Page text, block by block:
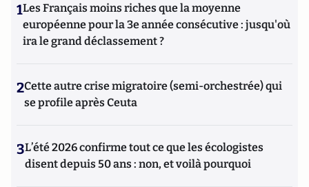
Benjamin Disraëli.
1Les Français moins riches que la moyenne
européenne pour la 3e année consécutive : jusqu'où
ira le grand déclassement ?
2Cette autre crise migratoire (semi-orchestrée) qui
se profile après Ceuta
3L’été 2026 confirme tout ce que les écologistes
disent depuis 50 ans : non, et voilà pourquoi